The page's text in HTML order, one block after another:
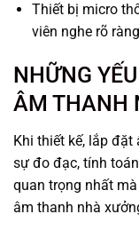
Thiết bị micro
viên nghe rõ ràng
NHỮNG
ÂM THANH
Khi thiết kế, lắp
sự đo đạc, tính
quan trọng nhất
âm thanh nhà